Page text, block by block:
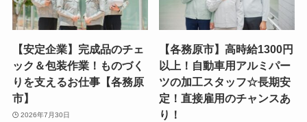
【安定企業】完成品のチェ
ック＆包装作業！ものづく
りを支えるお仕事【各務原
市】
2026年7月30日
【各務原市】高時給1300円
以上！自動車用アルミパー
ツの加工スタッフ☆長期安
定！直接雇用のチャンスあ
り！